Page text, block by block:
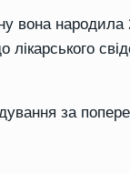
вона народила
лікарського
за